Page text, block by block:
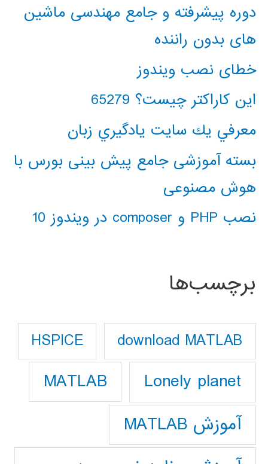
دوره پیشرفته و جامع مهندسی ماشین
های بدون راننده
خطای نصب ویندوز
این کاراکتر چیست؟ 65279
معرفي يك سايت يادگيري زبان
بسته آموزشی جامع پیش بینی بورس با
هوش مصنوعی
نصب PHP و composer در ویندوز 10
برچسب‌ها
download MATLAB
HSPICE
Lonely planet
MATLAB
آموزش MATLAB